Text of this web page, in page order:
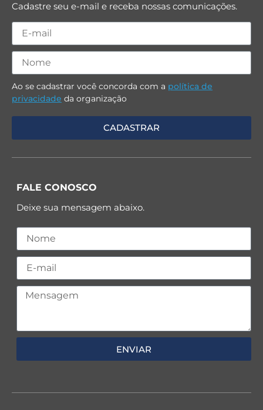
Cadastre seu e-mail e receba nossas comunicações.
Ao se cadastrar você concorda com a política de
privacidade da organização
FALE CONOSCO
Deixe sua mensagem abaixo.
ENVIAR